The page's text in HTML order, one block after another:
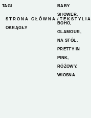
TAGI
BABY
SHOWER
BOHO
GLAMOUR
NA STÓŁ
PRETTY IN
PINK
RÓŻOWY,
WIOSNA
STRONA GŁÓWNA / TEKSTYLIA
OKRĄGŁY